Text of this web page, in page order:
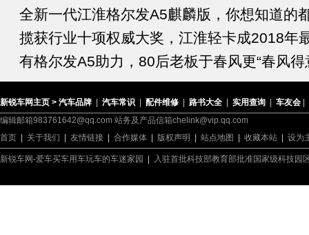
全新一代江淮格尔发A5麒麟版，你想知道的
揽获行业十项权威大奖，江淮轻卡成2018年
有格尔发A5助力，80后老板于春风更“春风得
新锐车网主页 > 汽车品牌 | 汽车常识 | 配件维修 | 路书大全 | 实用查询 | 车友会 |
编辑邮箱983761642@qq.com 站务及产品信箱chelink@vip.qq.com
首页 | 关于我们 | 友情链接 | 合作媒体 | 版权声明 | 站点地图 | 收藏本站 | 设为
新锐车网-爱车买车用车玩车的车迷家园 | 入驻首批科技部教育部批准国家级科技园